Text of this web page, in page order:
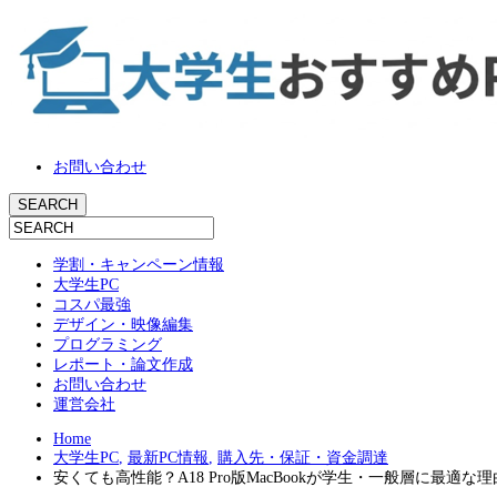
お問い合わせ
学割・キャンペーン情報
大学生PC
コスパ最強
デザイン・映像編集
プログラミング
レポート・論文作成
お問い合わせ
運営会社
Home
大学生PC, 最新PC情報, 購入先・保証・資金調達
安くても高性能？A18 Pro版MacBookが学生・一般層に最適な理